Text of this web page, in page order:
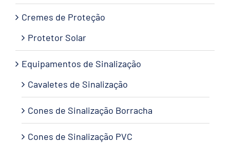
Cremes de Proteção
Protetor Solar
Equipamentos de Sinalização
Cavaletes de Sinalização
Cones de Sinalização Borracha
Cones de Sinalização PVC